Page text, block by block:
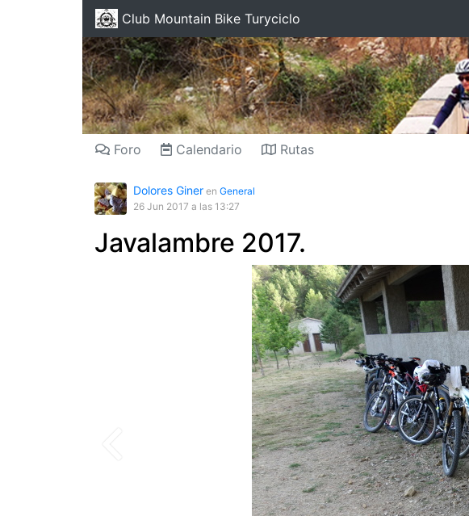
Club Mountain Bike Turyciclo
Foro Calendario Rutas
Dolores Giner en General
26 Jun 2017 a las 13:27
Javalambre 2017.